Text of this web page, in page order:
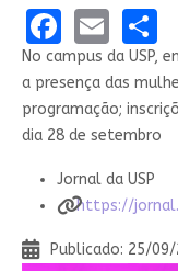
No campus da USP,
a presença das
programação;
dia 28 de setembro
Jornal da USP
https://
Publicado: 25/